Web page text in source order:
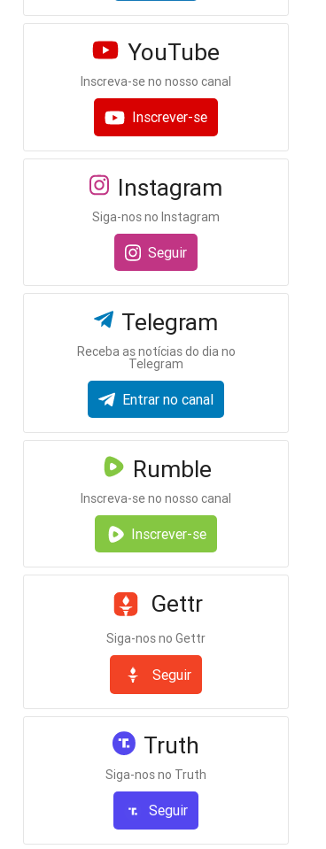
YouTube
Inscreva-se no nosso canal
Inscrever-se
Instagram
Siga-nos no Instagram
Seguir
Telegram
Receba as notícias do dia no
Telegram
Entrar no canal
Rumble
Inscreva-se no nosso canal
Inscrever-se
Gettr
Siga-nos no Gettr
Seguir
Truth
Siga-nos no Truth
Seguir